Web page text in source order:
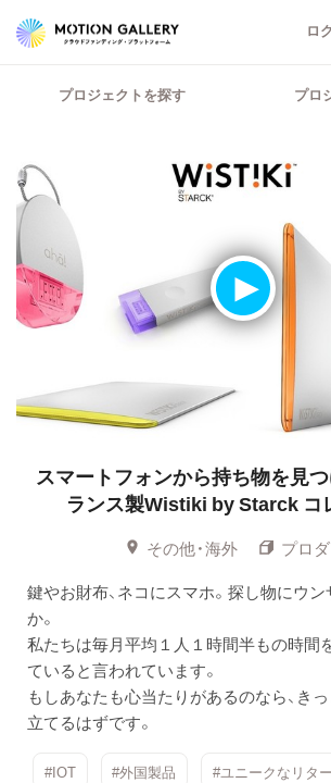
ロ
プロジェクトを探す プロ
スマートフォンから持ち物を見つ
ランス製Wistiki by Starck コ
その他・海外
プロ
鍵やお財布、ネコにスマホ。探し物にウ
か。
私たちは毎月平均１人１時間半もの時間
ていると言われています。
もしあなたも心当たりがあるのなら、き
立てるはずです。
#IOT #外国製品 #ユニークなリタ